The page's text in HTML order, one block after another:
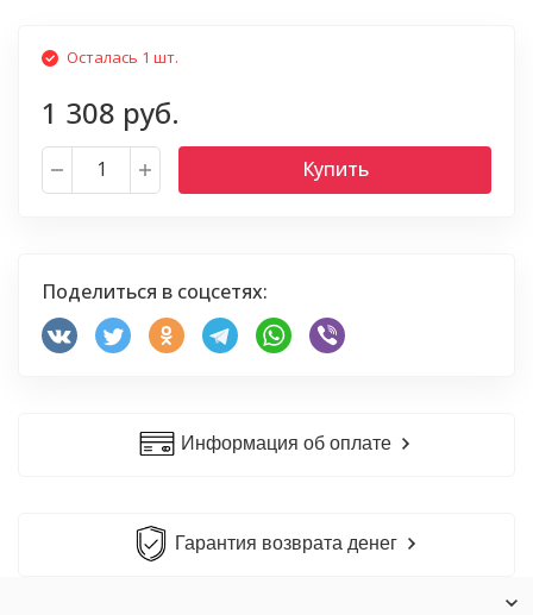
Осталась 1 шт.
1 308 руб.
Купить
Поделиться в соцсетях:
Информация об оплате
Гарантия возврата денег